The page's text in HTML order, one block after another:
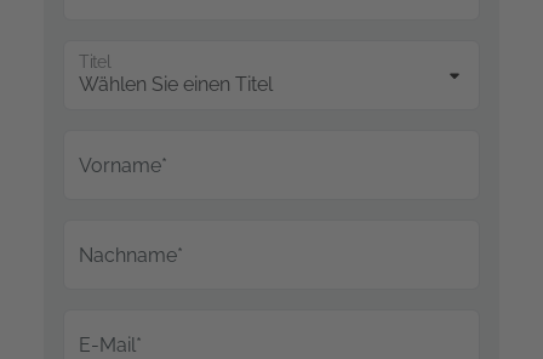
Titel
Vorname*
Nachname*
E-Mail*